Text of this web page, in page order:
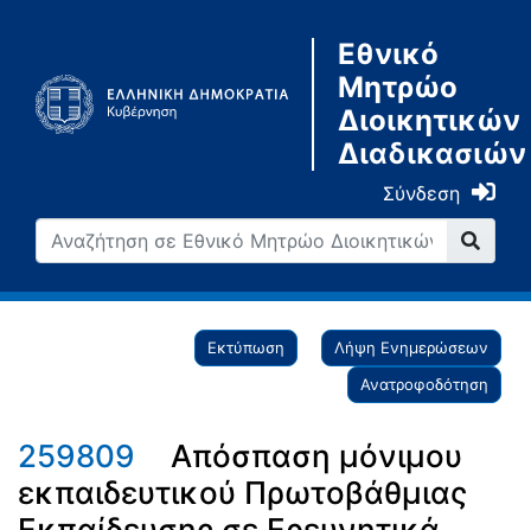
Εθνικό
Μητρώο
Διοικητικών
Διαδικασιών
Σύνδεση
Εκτύπωση
Λήψη Ενημερώσεων
Ανατροφοδότηση
259809
Απόσπαση μόνιμου
εκπαιδευτικού Πρωτοβάθμιας